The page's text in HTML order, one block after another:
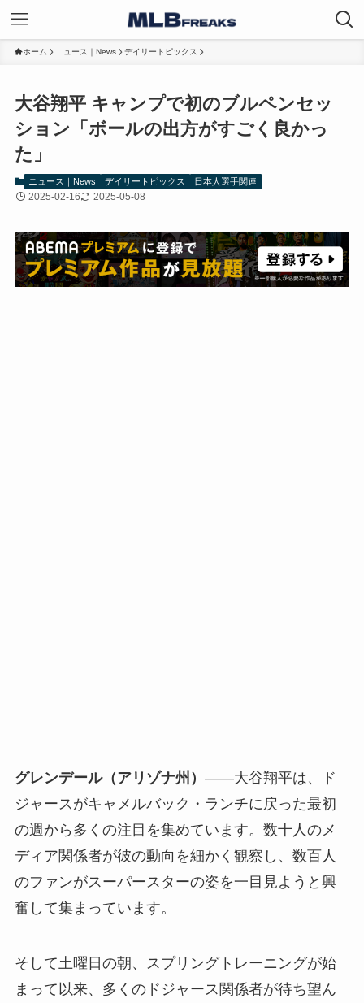
ホーム ニュース｜News デイリートピックス
大谷翔平 キャンプで初のブルペンセッ
ション「ボールの出方がすごく良かっ
た」
ニュース｜News デイリートピックス 日本人選手関連
2025-02-16 2025-05-08
グレンデール（アリゾナ州） ――大谷翔平は、ド
ジャースがキャメルバック・ランチに戻った最初
の週から多くの注目を集めています。数十人のメ
ディア関係者が彼の動向を細かく観察し、数百人
のファンがスーパースターの姿を一目見ようと興
奮して集まっています。
そして土曜日の朝、スプリングトレーニングが始
まって以来、多くのドジャース関係者が待ち望ん